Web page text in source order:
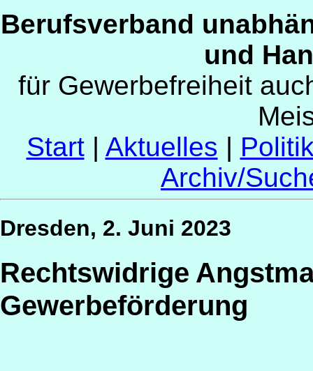
Berufsverband
und
für Gewerbefreiheit
Start| Aktuelles |
Archiv/
Dresden, 2. Juni 2023
Rechtswidrige
Gewerbeförderung